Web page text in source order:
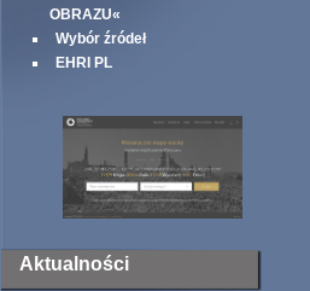
OBRAZU«
Wybór źródeł
EHRI PL
Aktualności